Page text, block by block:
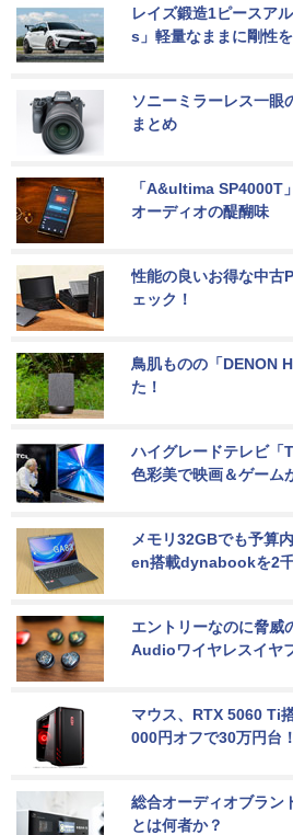
レイズ鍛造1ピースア
s」軽量なままに剛性
ソニーミラーレス一眼
まとめ
「A&ultima SP4000T
オーディオの醍醐味
性能の良いお得な中古
ェック！
鳥肌ものの「DENON
た！
ハイグレードテレビ「
色彩美で映画＆ゲーム
メモリ32GBでも予算
en搭載dynabookを2
エントリーなのに脅
Audioワイヤレスイヤ
マウス、RTX 5060 Ti
000円オフで30万円台！
総合オーディオブラン
とは何者か？